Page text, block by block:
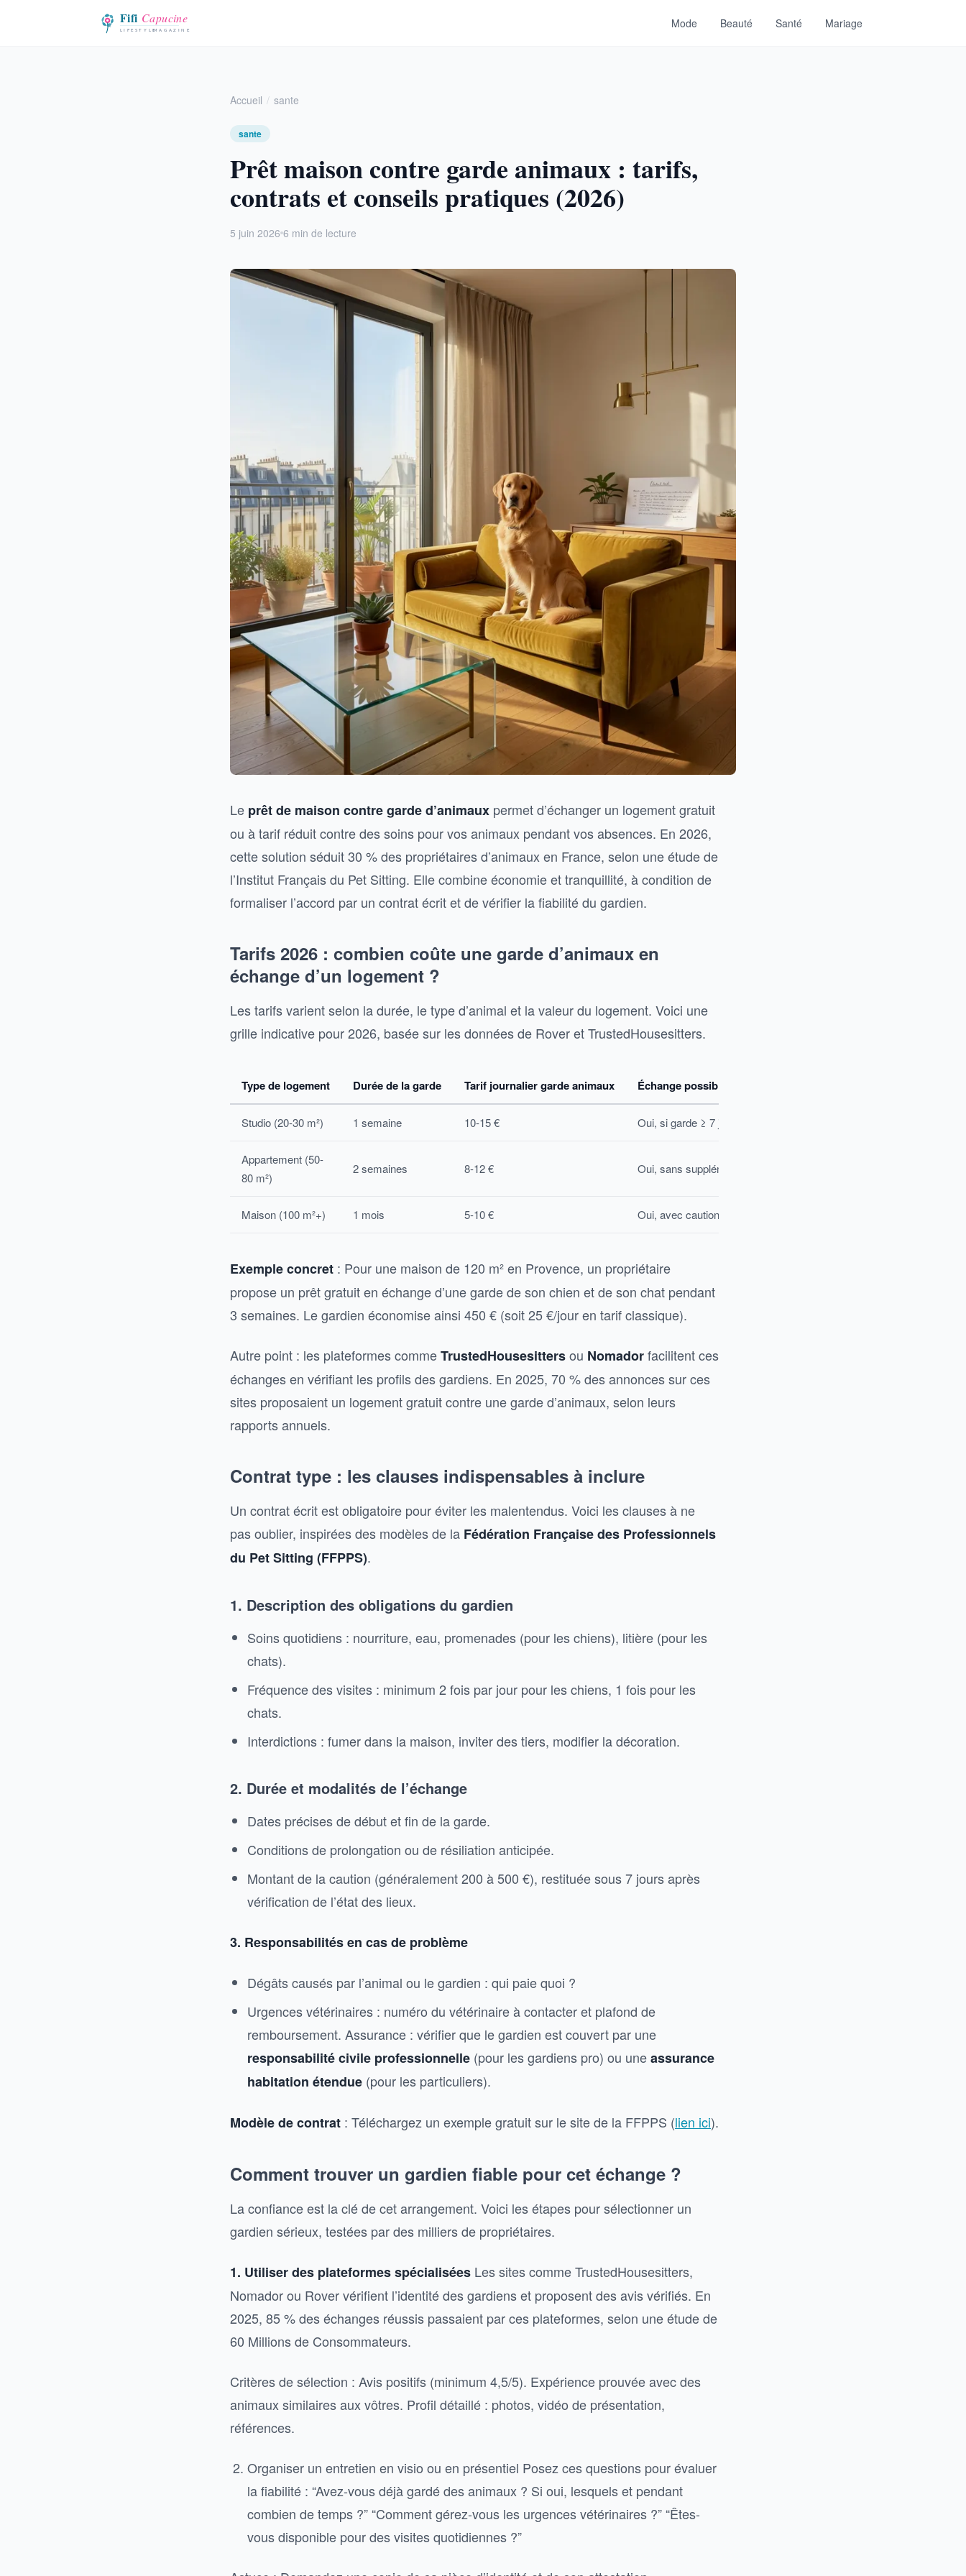
Mode Beauté Santé Mariage
Accueil sante
sante
Prêt maison contre garde animaux : tarifs,
contrats et conseils pratiques (2026)
5 juin 2026 6 min de lecture
Le prêt de maison contre garde d’animaux permet d’échanger un logement gratuit
ou à tarif réduit contre des soins pour vos animaux pendant vos absences. En 2026,
cette solution séduit 30 % des propriétaires d’animaux en France, selon une étude de
l’Institut Français du Pet Sitting. Elle combine économie et tranquillité, à condition de
formaliser l’accord par un contrat écrit et de vérifier la fiabilité du gardien.
Tarifs 2026 : combien coûte une garde d’animaux en
échange d’un logement ?
Les tarifs varient selon la durée, le type d’animal et la valeur du logement. Voici une
grille indicative pour 2026, basée sur les données de Rover et TrustedHousesitters.
Type de logement Durée de la garde Tarif journalier garde animaux Échange possible (logement gratuit)
Studio (20-30 m²) 1 semaine 10-15 € Oui, si garde ≥ 7 jours
Appartement (50-
80 m²)
2 semaines 8-12 € Oui, sans supplément
Maison (100 m²+) 1 mois 5-10 € Oui, avec caution
Exemple concret : Pour une maison de 120 m² en Provence, un propriétaire
propose un prêt gratuit en échange d’une garde de son chien et de son chat pendant
3 semaines. Le gardien économise ainsi 450 € (soit 25 €/jour en tarif classique).
Autre point : les plateformes commeTrustedHousesittersou Nomadorfacilitent ces
échanges en vérifiant les profils des gardiens. En 2025, 70 % des annonces sur ces
sites proposaient un logement gratuit contre une garde d’animaux, selon leurs
rapports annuels.
Contrat type : les clauses indispensables à inclure
Un contrat écrit est obligatoire pour éviter les malentendus. Voici les clauses à ne
pas oublier, inspirées des modèles de la Fédération Française des Professionnels
du Pet Sitting (FFPPS).
1. Description des obligations du gardien
Soins quotidiens : nourriture, eau, promenades (pour les chiens), litière (pour les
chats).
Fréquence des visites : minimum 2 fois par jour pour les chiens, 1 fois pour les
chats.
Interdictions : fumer dans la maison, inviter des tiers, modifier la décoration.
2. Durée et modalités de l’échange
Dates précises de début et fin de la garde.
Conditions de prolongation ou de résiliation anticipée.
Montant de la caution (généralement 200 à 500 €), restituée sous 7 jours après
vérification de l’état des lieux.
3. Responsabilités en cas de problème
Dégâts causés par l’animal ou le gardien : qui paie quoi ?
Urgences vétérinaires : numéro du vétérinaire à contacter et plafond de
remboursement. Assurance : vérifier que le gardien est couvert par une
responsabilité civile professionnelle (pour les gardiens pro) ou uneassurance
habitation étendue (pour les particuliers).
Modèle de contrat : Téléchargez un exemple gratuit sur le site de la FFPPS (lien ici).
Comment trouver un gardien fiable pour cet échange ?
La confiance est la clé de cet arrangement. Voici les étapes pour sélectionner un
gardien sérieux, testées par des milliers de propriétaires.
1. Utiliser des plateformes spécialisées Les sites comme TrustedHousesitters,
Nomador ou Rover vérifient l’identité des gardiens et proposent des avis vérifiés. En
2025, 85 % des échanges réussis passaient par ces plateformes, selon une étude de
60 Millions de Consommateurs.
Critères de sélection : Avis positifs (minimum 4,5/5). Expérience prouvée avec des
animaux similaires aux vôtres. Profil détaillé : photos, vidéo de présentation,
références.
Organiser un entretien en visio ou en présentiel Posez ces questions pour évaluer
la fiabilité : “Avez-vous déjà gardé des animaux ? Si oui, lesquels et pendant
combien de temps ?” “Comment gérez-vous les urgences vétérinaires ?” “Êtes-
vous disponible pour des visites quotidiennes ?”